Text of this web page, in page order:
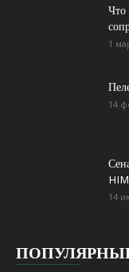
Что
1
14
14